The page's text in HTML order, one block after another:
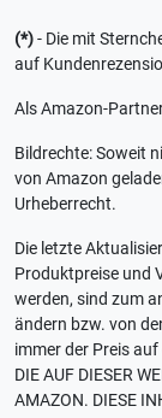
(*)- Die mit
auf
Als Amazon-
Bildrechte: Soweit
von Amazon
Urheberrecht.
Die letzte
Produktpreise und
werden, sind zum
ändern bzw. von
immer der Preis auf
DIE AUF DIESER
AMAZON. DIESE